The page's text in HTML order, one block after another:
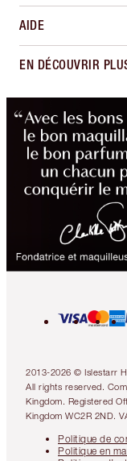
AIDE
EN DÉCOUVRIR
2013-2026 © Islestarr
All rights reserved.
Kingdom. Registered
Kingdom WC2R 2ND.
Politique de
Politique en